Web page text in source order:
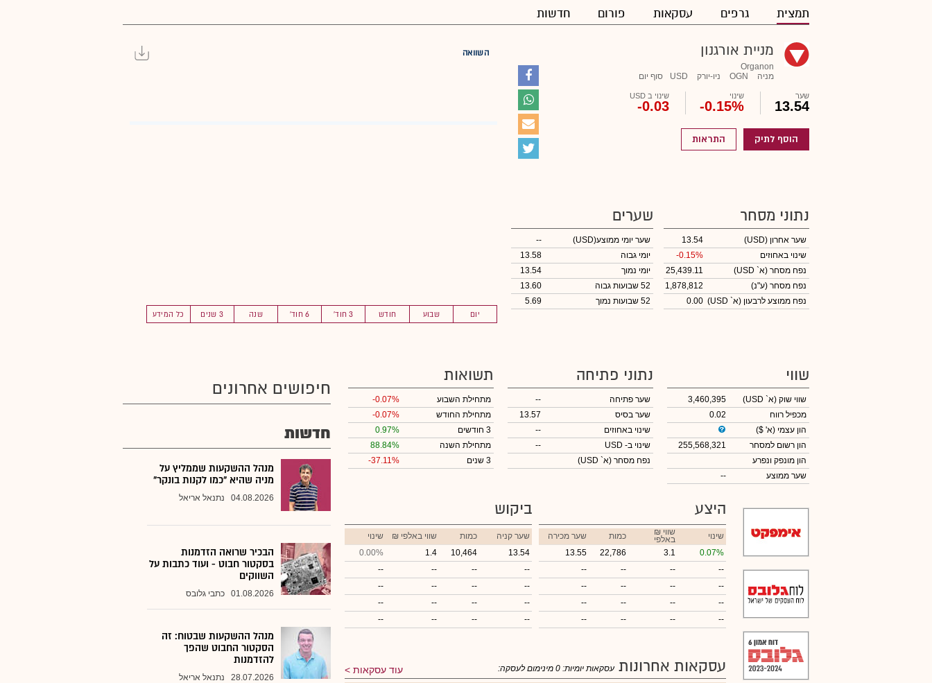
תמצית גרפים עסקאות פורום חדשות
מניית אורגנון
Organon
מניה
OGN ניו-יורק USD סוף יום
שער
13.54
שינוי
-0.15%
שינוי ב USD
-0.03
הוסף לתיק התראות
השוואה
יום שבוע חודש 3 חוד' 6 חוד' שנה 3 שנים כל המידע
נתוני מסחר
שער אחרון (USD)
13.54
שינוי באחוזים
-0.15%
נפח מסחר (א` USD)
25,439.11
נפח מסחר (ע"נ)
1,878,812
נפח ממוצע לרבעון (א` USD)
0.00
שערים
שער יומי ממוצע(USD)
--
יומי גבוה
13.58
יומי נמוך
13.54
52 שבועות גבוה
13.60
52 שבועות נמוך
5.69
שווי
שווי שוק (א` USD)
3,460,395
מכפיל רווח
0.02
הון עצמי (א' $)
הון רשום למסחר
255,568,321
הון מונפק ונפרע
שער ממוצע
--
נתוני פתיחה
שער פתיחה
--
שער בסיס
13.57
שינוי באחוזים
--
שינוי ב- USD
--
נפח מסחר (א` USD)
תשואות
מתחילת השבוע
-0.07%
מתחילת החודש
-0.07%
3 חודשים
0.97%
מתחילת השנה
88.84%
3 שנים
-37.11%
היצע
שינוי ₪ שווי
באלפי כמות
שער מכירה
0.07%
3.1
22,786
13.55
--
--
--
--
--
--
--
--
--
--
--
--
--
--
--
--
ביקוש
שער קניה כמות ₪ שווי באלפי
שינוי
13.54
10,464
1.4
0.00%
--
--
--
--
--
--
--
--
--
--
--
--
--
--
--
--
עסקאות אחרונות עוד עסקאות עסקאות יומיות: 0 מינימום לעסקה:
חיפושים אחרונים
חדשות
מנהל ההשקעות שממליץ על
מניה שהיא "כמו לקנות בונקר"
04.08.2026 נתנאל אריאל
הבכיר שרואה הזדמנות
בסקטור חבוט - ועוד כתבות על
השווקים
01.08.2026 כתבי גלובס
מנהל ההשקעות שבטוח: זה
הסקטור החבוט שהפך
להזדמנות
28.07.2026 נתנאל אריאל